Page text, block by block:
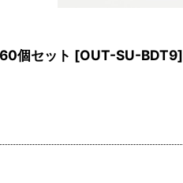
個セット [OUT-SU-BDT9]